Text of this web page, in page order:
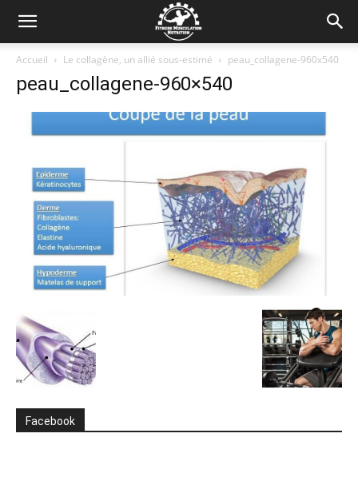
Accueil Le collagène, un allié sous-estimé peau_collagene-960x540
peau_collagene-960×540
Facebook